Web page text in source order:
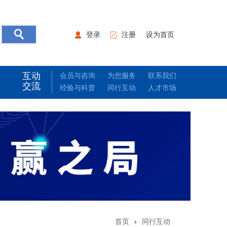
登录 注册 设为首页
互动
交流
会员与咨询 为您服务
联系我们
经验与科普
同行互动 人才市场
首页 同行互动